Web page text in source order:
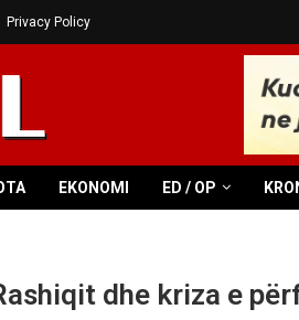
Privacy Policy
EKONOMI ED / OP
dhe kriza e